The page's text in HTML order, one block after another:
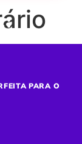
PARA O